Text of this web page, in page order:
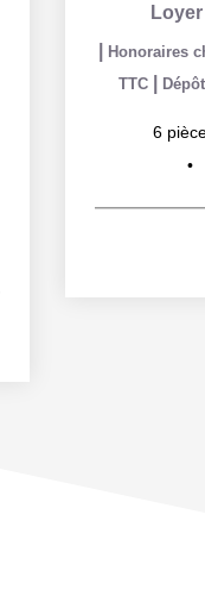
Honoraires
TTC
6